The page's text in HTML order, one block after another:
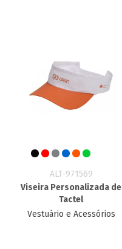
ALT-971569
Viseira Personalizada de
Tactel
Vestuário e Acessórios